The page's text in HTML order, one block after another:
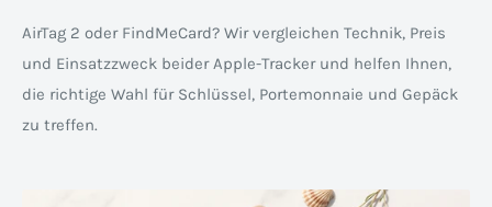
AirTag 2 oder FindMeCard? Wir vergleichen Technik, Preis
und Einsatzzweck beider Apple-Tracker und helfen Ihnen,
die richtige Wahl für Schlüssel, Portemonnaie und Gepäck
zu treffen.